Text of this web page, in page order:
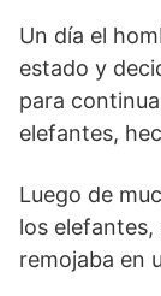
Un día el
estado y
para
elefantes,
Luego de
los
remojaba en